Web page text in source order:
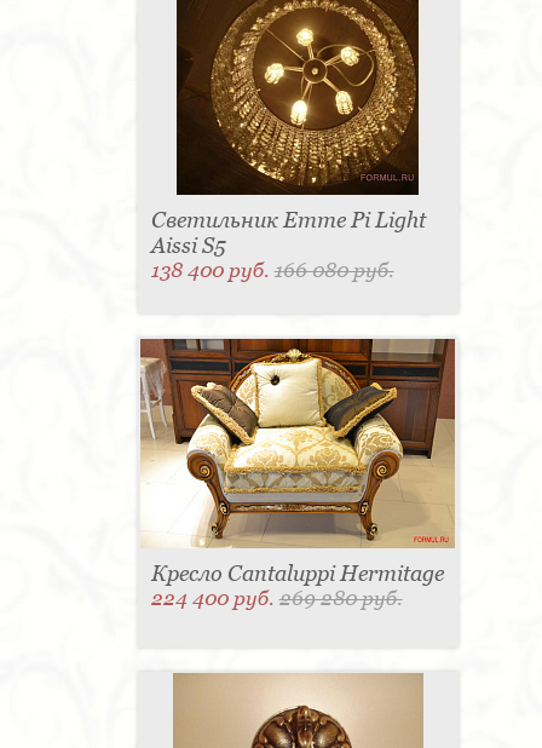
Светильник Emme Pi Light
Aissi S5
138 400 руб.166 080 руб.
Кресло Cantaluppi Hermitage
224 400 руб.269 280 руб.